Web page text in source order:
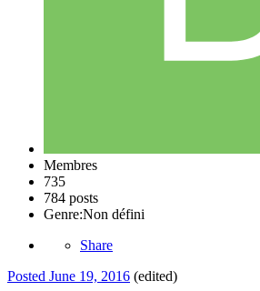
Membres
735
784 posts
Genre:Non défini
Share
Posted June 19, 2016 (edited)